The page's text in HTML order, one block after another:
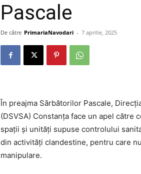
Pascale
De către PrimariaNavodari - 7 aprilie, 2025
În preajma Sărbătorilor Pascale,
(DSVSA) Constanța face un apel
spații și unități supuse controlului
din activități clandestine, pentru care
manipulare.